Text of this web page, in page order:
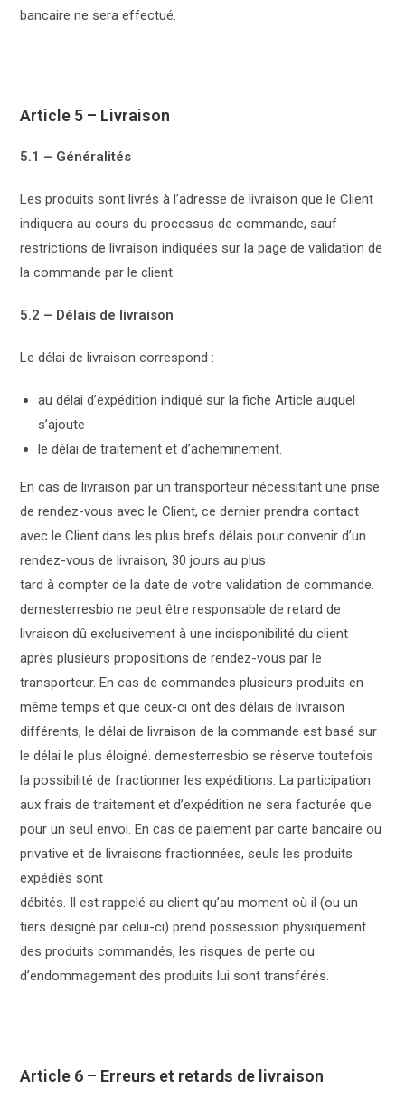
bancaire ne sera effectué.
Article 5 – Livraison
5.1 – Généralités
Les produits sont livrés à l’adresse de livraison que le Client
indiquera au cours du processus de commande, sauf
restrictions de livraison indiquées sur la page de validation de
la commande par le client.
5.2 – Délais de livraison
Le délai de livraison correspond :
au délai d’expédition indiqué sur la fiche Article auquel
s’ajoute
le délai de traitement et d’acheminement.
En cas de livraison par un transporteur nécessitant une prise
de rendez-vous avec le Client, ce dernier prendra contact
avec le Client dans les plus brefs délais pour convenir d’un
rendez-vous de livraison, 30 jours au plus
tard à compter de la date de votre validation de commande.
demesterresbio ne peut être responsable de retard de
livraison dû exclusivement à une indisponibilité du client
après plusieurs propositions de rendez-vous par le
transporteur. En cas de commandes plusieurs produits en
même temps et que ceux-ci ont des délais de livraison
différents, le délai de livraison de la commande est basé sur
le délai le plus éloigné. demesterresbio se réserve toutefois
la possibilité de fractionner les expéditions. La participation
aux frais de traitement et d’expédition ne sera facturée que
pour un seul envoi. En cas de paiement par carte bancaire ou
privative et de livraisons fractionnées, seuls les produits
expédiés sont
débités. Il est rappelé au client qu’au moment où il (ou un
tiers désigné par celui-ci) prend possession physiquement
des produits commandés, les risques de perte ou
d’endommagement des produits lui sont transférés.
Article 6 – Erreurs et retards de livraison